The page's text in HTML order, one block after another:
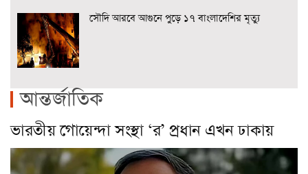
সৌদি আরবে আগুনে পুড়ে ১৭ বাংলাদেশির মৃত্যু
আন্তর্জাতিক
ভারতীয় গোয়েন্দা সংস্থা ‘র’ প্রধান এখন ঢাকায়